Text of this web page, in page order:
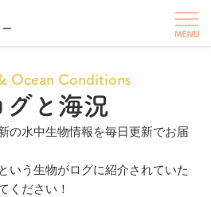
Ocean Conditions
グと海況
の水中生物情報を毎日更新でお届
いう生物がログに紹介されていた
ください！